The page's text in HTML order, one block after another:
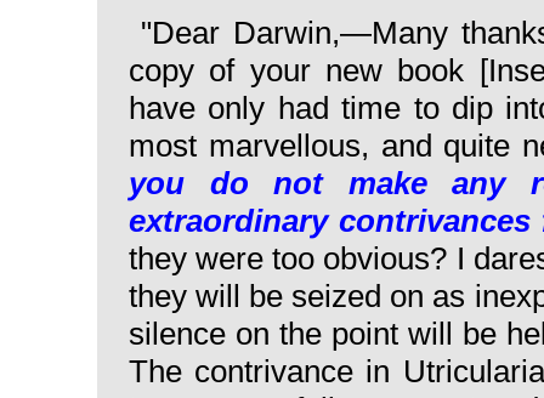
"Dear Darwin,—Many
copy of your new book
have only had time to dip
most marvellous, and quite
you do not make any
extraordinary
they were too obvious? I
they will be seized on as
silence on the point will be
The contrivance in